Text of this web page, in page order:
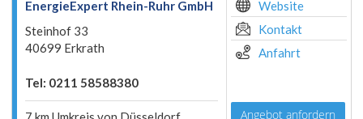
EnergieExpert Rhein-Ruhr GmbH
Steinhof 33
40699 Erkrath
Tel: 0211 58588380
Website
Kontakt
Anfahrt
Angebot anfordern